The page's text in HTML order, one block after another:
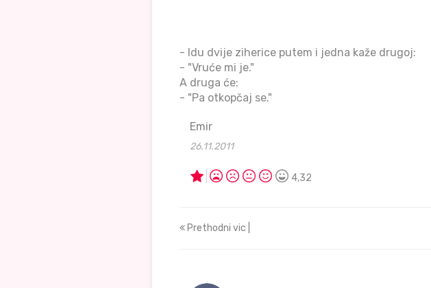
- Idu dvije ziherice putem i jedna kaže drugoj:
- "Vruće mi je."
A druga će:
- "Pa otkopčaj se."
Emir
26.11.2011
4,32
Prethodni vic |